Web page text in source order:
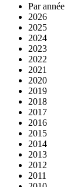
Par année
2026
2025
2024
2023
2022
2021
2020
2019
2018
2017
2016
2015
2014
2013
2012
2011